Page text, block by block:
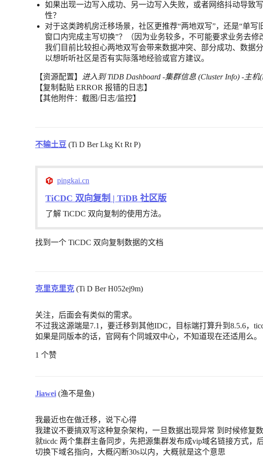
如果出现一边写入成功、另一边写入失败，或者网络抖动导致
性？
对于这类跨机房迁移场景，社区更推荐“两地双写”，还是“单写
窗口内完成主写切换”？（因为业务较多，不可能要求业务去修
我们目前比较担心两地双写会带来数据冲突、部分成功、数据
以想听听社区是否有实际落地经验或官方建议。
【资源配置】
进入到 TiDB Dashboard -集群信息 (Cluster Info) -主机
【复制黏贴 ERROR 报错的日志】
【其他附件：截图/日志/监控】
不输土豆 (Ti D Ber Lkg Kt Rt P)
pingkai.cn
TiCDC 双向复制 | TiDB 社区版
了解 TiCDC 双向复制的使用方法。
找到一个 TiCDC 双向复制数据的文档
克里克里克 (Ti D Ber H052ej9m)
关注，后面会有类似的需求。
不过我这源端是7.1，要迁移到其他IDC，目标端打算升到8.5.6，
如果是同版本的话，官网有个同城双中心，不知道现在还适用么。
1 个赞
Jiawei (渔不是鱼)
我最近也在做迁移，说下心得
我建议不要搞双写这种复杂架构，一旦数据出现异常 到时候修复
就ticdc 两个集群主备同步，先把源集群发布成vip域名链接方式，后
切换下域名指向，大概闪断30s以内，大概就是这个意思